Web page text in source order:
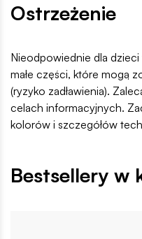
Ostrzeżenie
Nieodpowiednie dla
małe części, które mogą
(ryzyko zadławienia).
celach informacyjnych.
kolorów i szczegółów
Bestsellery w